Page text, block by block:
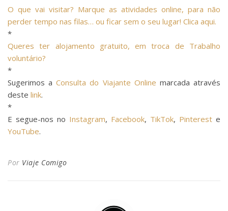
O que vai visitar? Marque as atividades online, para não
perder tempo nas filas… ou ficar sem o seu lugar! Clica aqui.
*
Queres ter alojamento gratuito, em troca de Trabalho
voluntário?
*
Sugerimos aConsulta do Viajante Online marcada através
deste link.
*
E segue-nos no Instagram, Facebook, TikTok, Pinterest e
YouTube.
Por Viaje Comigo